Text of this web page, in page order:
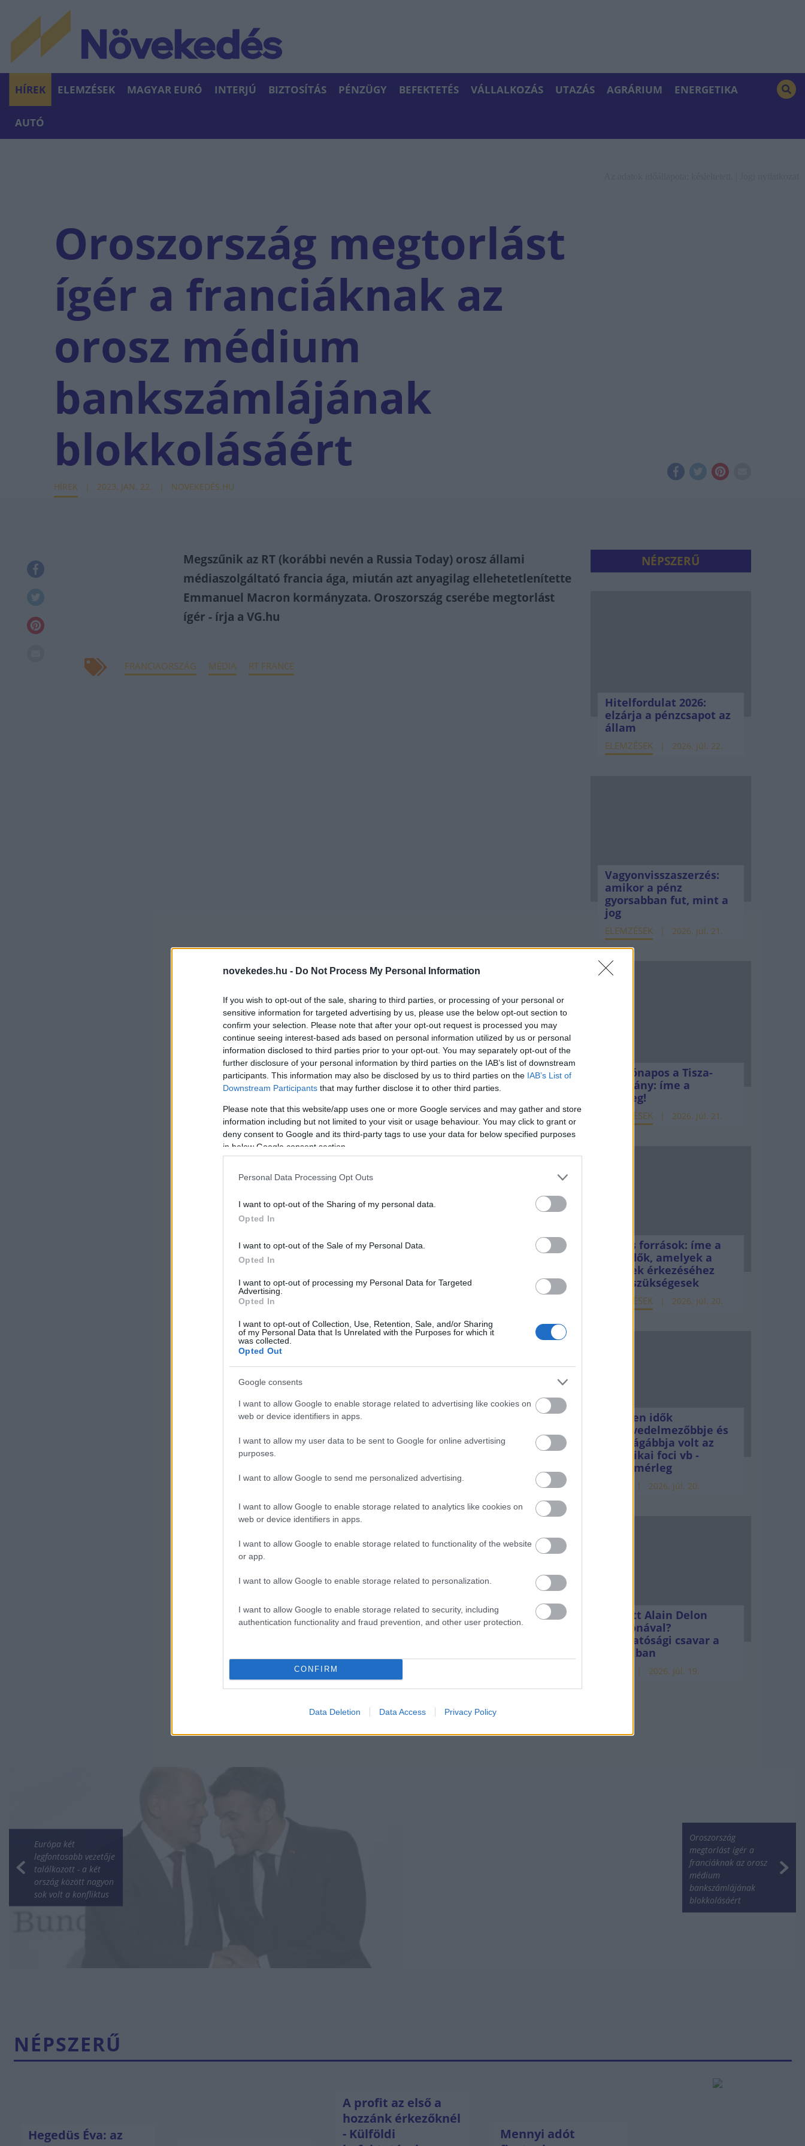
novekedes.hu - Do Not Process My Personal Information
If you wish to opt-out of the sale, sharing to third parties, or processing of your personal or
sensitive information for targeted advertising by us, please use the below opt-out section to
confirm your selection. Please note that after your opt-out request is processed you may
continue seeing interest-based ads based on personal information utilized by us or personal
information disclosed to third parties prior to your opt-out. You may separately opt-out of the
further disclosure of your personal information by third parties on the IAB’s list of downstream
participants. This information may also be disclosed by us to third parties on the IAB’s List of
Downstream Participants that may further disclose it to other third parties.
Please note that this website/app uses one or more Google services and may gather and store
information including but not limited to your visit or usage behaviour. You may click to grant or
deny consent to Google and its third-party tags to use your data for below specified purposes
in below Google consent section.
Personal Data Processing Opt Outs
I want to opt-out of the Sharing of my personal data.
Opted In
I want to opt-out of the Sale of my Personal Data.
Opted In
I want to opt-out of processing my Personal Data for Targeted
Advertising.
Opted In
I want to opt-out of Collection, Use, Retention, Sale, and/or Sharing
of my Personal Data that Is Unrelated with the Purposes for which it
was collected.
Opted Out
Google consents
I want to allow Google to enable storage related to advertising like cookies on
web or device identifiers in apps.
I want to allow my user data to be sent to Google for online advertising
purposes.
I want to allow Google to send me personalized advertising.
I want to allow Google to enable storage related to analytics like cookies on
web or device identifiers in apps.
I want to allow Google to enable storage related to functionality of the website
or app.
I want to allow Google to enable storage related to personalization.
I want to allow Google to enable storage related to security, including
authentication functionality and fraud prevention, and other user protection.
CONFIRM
Data Deletion Data Access Privacy Policy
HÍREK ELEMZÉSEK MAGYAR EURÓ INTERJÚ BIZTOSÍTÁS PÉNZÜGY BEFEKTETÉS VÁLLALKOZÁS UTAZÁS AGRÁRIUM ENERGETIKA
AUTÓ
Oroszország megtorlást
ígér a franciáknak az
orosz médium
bankszámlájának
blokkolásáért
HÍREK 2023. JAN. 22. NÖVEKEDÉS.HU
Megszűnik az RT (korábbi nevén a Russia Today) orosz állami
médiaszolgáltató francia ága, miután azt anyagilag ellehetetlenítette
Emmanuel Macron kormányzata. Oroszország cserébe megtorlást
ígér - írja a VG.hu
FRANCIAORSZÁG MÉDIA RT FRANCE
NÉPSZERŰ
Hitelfordulat 2026:
elzárja a pénzcsapot az
állam
ELEMZÉSEK 2026. júl. 22.
Vagyonvisszaszerzés:
amikor a pénz
gyorsabban fut, mint a
jog
ELEMZÉSEK 2026. júl. 21.
Kéthónapos a Tisza-
kormány: íme a
mérleg!
ELEMZÉSEK 2026. júl. 21.
Uniós források: íme a
teendők, amelyek a
pénzek érkezéséhez
még szükségesek
ELEMZÉSEK 2026. júl. 20.
Minden idők
legjövedelmezőbbje és
legdrágábbja volt az
amerikai foci vb -
gyorsmérleg
2026. júl. 20.
Mi lett Alain Delon
vagyonával?
Adóhatósági csavar a
sztoriban
2026. júl. 19.
Európa két
legfontosabb vezetője
találkozott - a két
ország között nagyon
sok volt a konfliktus
Oroszország
megtorlást ígér a
franciáknak az orosz
médium
bankszámlájának
blokkolásáért
NÉPSZERŰ
Hegedüs Éva: az
A profit az első a
hozzánk érkezőknél
- Külföldi
Mennyi adót